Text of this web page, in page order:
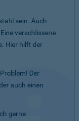
sein. Auch
verschlissene
Hier hilft der
Der
auch einen
gerne